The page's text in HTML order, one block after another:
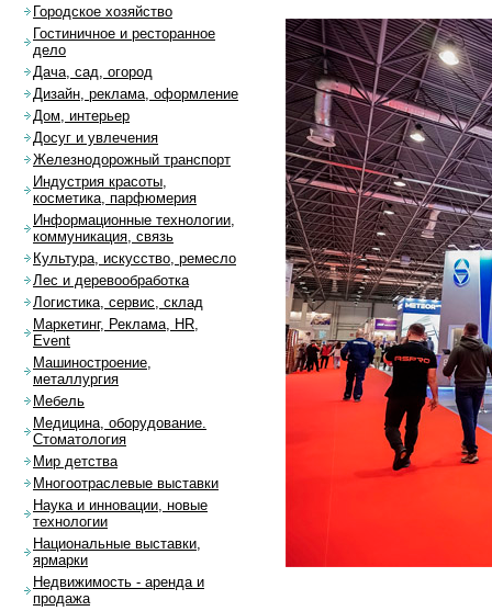
Городское хозяйство
Гостиничное и ресторанное
дело
Дача, сад, огород
Дизайн, реклама, оформление
Дом, интерьер
Досуг и увлечения
Железнодорожный транспорт
Индустрия красоты,
косметика, парфюмерия
Информационные технологии,
коммуникация, связь
Культура, искусство, ремесло
Лес и деревообработка
Логистика, сервис, склад
Маркетинг, Реклама, HR,
Event
Машиностроение,
металлургия
Мебель
Медицина, оборудование.
Стоматология
Мир детства
Многоотраслевые выставки
Наука и инновации, новые
технологии
Национальные выставки,
ярмарки
Недвижимость - аренда и
продажа